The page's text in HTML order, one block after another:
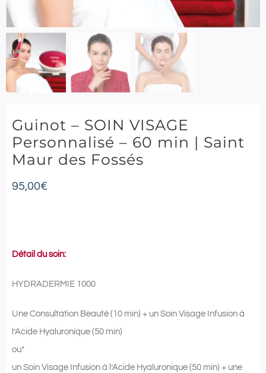
Guinot – SOIN VISAGE
Personnalisé – 60 min | Saint
Maur des Fossés
95,00€
Détail du soin:
HYDRADERMIE 1000
Une Consultation Beauté (10 min) + un Soin Visage Infusion à
l’Acide Hyaluronique (50 min)
ou*
un Soin Visage Infusion à l’Acide Hyaluronique (50 min) + une